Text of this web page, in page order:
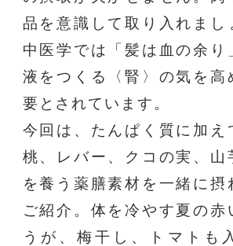
品を意識して取り入れまし
中医学では「髪は血の余り
液をつくる〈腎〉の気を高
要とされています。
今回は、たんぱく質に加え
桃、レバー、クコの実、山
を養う薬膳素材を一緒に摂
ご紹介。体を冷やす夏の
うが、梅干し、トマトも